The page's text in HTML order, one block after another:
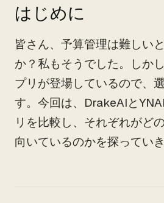
はじめに
皆さん、予算管理は難しい
か？私もそうでした。しか
プリが登場しているので、
す。今回は、DrakeAIと
リを比較し、それぞれがど
向いているのかを探っていき